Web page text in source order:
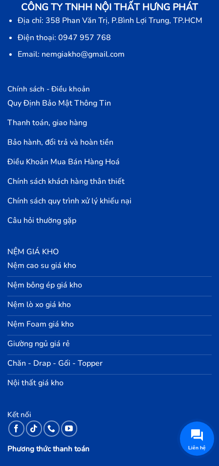
CÔNG TY TNHH NỘI THẤT HƯNG PHÁT
Địa chỉ: 358 Phan Văn Trị, P.Bình Lợi Trung, TP.HCM
Điện thoại: 0947 957 768
Email: nemgiakho@gmail.com
Chính sách - Điều khoản
Quy Định Bảo Mật Thông Tin
Thanh toán, giao hàng
Bảo hành, đổi trả và hoàn tiền
Điều Khoản Mua Bán Hàng Hoá
Chính sách khách hàng thân thiết
Chính sách quy trình xử lý khiếu nại
Câu hỏi thường gặp
NỆM GIÁ KHO
Nệm cao su giá kho
Nệm bông ép giá kho
Nệm lò xo giá kho
Nệm Foam giá kho
Giường ngủ giá rẻ
Chăn - Drap - Gối - Topper
Nội thất giá kho
Kết nối
Phương thức thanh toán Liên hệ